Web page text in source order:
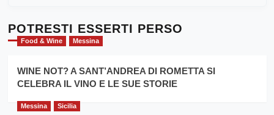
l’
evento
per
la
filiera
grano
Cronoscalata
Giarre
Montesalice
per
il
anno
POTRESTI ESSERTI PERSO
Food & Wine Messina
WINE NOT? A SANT’ANDREA DI ROMETTA SI
CELEBRA IL VINO E LE SUE STORIE
Messina Sicilia